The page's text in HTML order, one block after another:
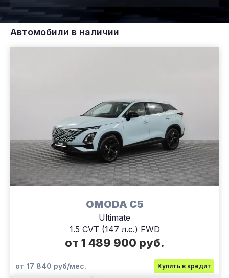
Автомобили в наличии
OMODA C5
Ultimate
1.5 CVT (147 л.с.) FWD
от 1 489 900 руб.
от 17 840 руб/мес. Купить в кредит